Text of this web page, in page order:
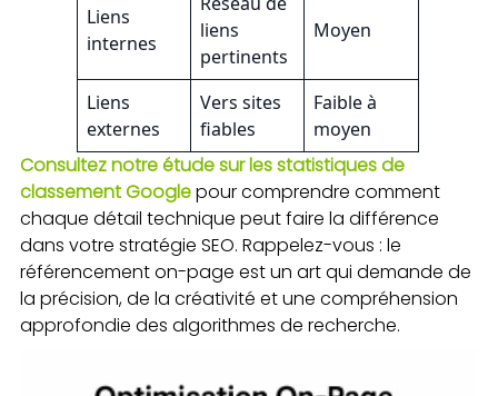
Liens
internes
liens
pertinents
Moyen
Liens
externes
Vers sites
fiables
Faible à
moyen
Consultez notre étude sur les statistiques de
classement Googlepour comprendre comment
chaque détail technique peut faire la différence
dans votre stratégie SEO. Rappelez-vous : le
référencement on-page est un art qui demande de
la précision, de la créativité et une compréhension
approfondie des algorithmes de recherche.